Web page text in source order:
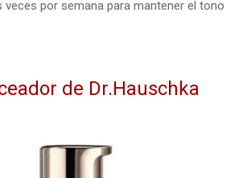
veces por semana para mantener el tono
de Dr.Hauschka